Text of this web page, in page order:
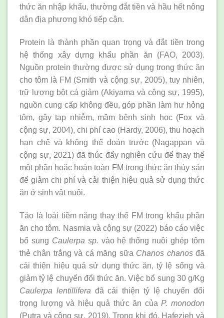
thức ăn nhập khẩu, thường đắt tiền và hầu hết nông
dân địa phương khó tiếp cận.
Protein là thành phần quan trọng và đắt tiền trong
hệ thống xây dựng khẩu phần ăn (FAO, 2003).
Nguồn protein thường được sử dụng trong thức ăn
cho tôm là FM (Smith và cộng sự, 2005), tuy nhiên,
trữ lượng bột cá giảm (Akiyama và cộng sự, 1995),
nguồn cung cấp không đều, góp phần làm hư hỏng
tôm, gây tạp nhiễm, mầm bệnh sinh học (Fox và
cộng sự, 2004), chi phí cao (Hardy, 2006), thu hoạch
hạn chế và không thể đoán trước (Nagappan và
cộng sự, 2021) đã thúc đẩy nghiên cứu để thay thế
một phần hoặc hoàn toàn FM trong thức ăn thủy sản
để giảm chi phí và cải thiện hiệu quả sử dụng thức
ăn ở sinh vật nuôi.
Tảo là loài tiềm năng thay thế FM trong khẩu phần
ăn cho tôm. Nasmia và cộng sự (2022) báo cáo việc
bổ sung Caulerpa sp. vào hệ thống nuôi ghép tôm
thẻ chân trắng và cá măng sữa Chanos chanosđã
cải thiện hiệu quả sử dụng thức ăn, tỷ lệ sống và
giảm tỷ lệ chuyển đổi thức ăn. Việc bổ sung 30 g/Kg
Caulerpa lentillifera đã cải thiện tỷ lệ chuyển đổi
trọng lượng và hiệu quả thức ăn củaP. monodon
(Putra và cộng sự, 2019). Trong khi đó, Hafezieh và